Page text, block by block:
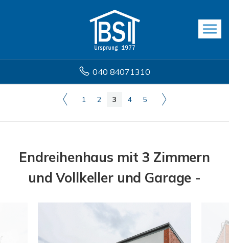
040 84071310
1 2 3 4 5
Endreihenhaus mit 3 Zimmern
und Vollkeller und Garage -